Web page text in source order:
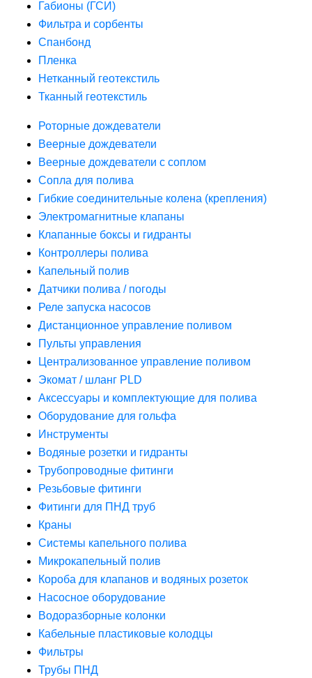
Габионы (ГСИ)
Фильтра и сорбенты
Спанбонд
Пленка
Нетканный геотекстиль
Тканный геотекстиль
Роторные дождеватели
Веерные дождеватели
Веерные дождеватели с соплом
Сопла для полива
Гибкие соединительные колена (крепления)
Электромагнитные клапаны
Клапанные боксы и гидранты
Контроллеры полива
Капельный полив
Датчики полива / погоды
Реле запуска насосов
Дистанционное управление поливом
Пульты управления
Централизованное управление поливом
Экомат / шланг PLD
Аксессуары и комплектующие для полива
Оборудование для гольфа
Инструменты
Водяные розетки и гидранты
Трубопроводные фитинги
Резьбовые фитинги
Фитинги для ПНД труб
Краны
Системы капельного полива
Микрокапельный полив
Короба для клапанов и водяных розеток
Насосное оборудование
Водоразборные колонки
Кабельные пластиковые колодцы
Фильтры
Трубы ПНД